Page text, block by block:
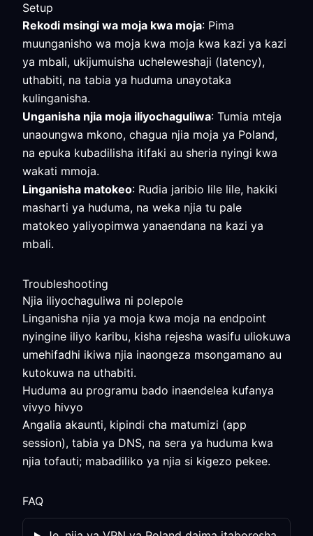
Setup
Rekodi msingi wa moja kwa moja: Pima
muunganisho wa moja kwa moja kwa kazi ya kazi
ya mbali, ukijumuisha ucheleweshaji (latency),
uthabiti, na tabia ya huduma unayotaka
kulinganisha.
Unganisha njia moja iliyochaguliwa: Tumia mteja
unaoungwa mkono, chagua njia moja ya Poland,
na epuka kubadilisha itifaki au sheria nyingi kwa
wakati mmoja.
Linganisha matokeo: Rudia jaribio lile lile, hakiki
masharti ya huduma, na weka njia tu pale
matokeo yaliyopimwa yanaendana na kazi ya
mbali.
Troubleshooting
Njia iliyochaguliwa ni polepole
Linganisha njia ya moja kwa moja na endpoint
nyingine iliyo karibu, kisha rejesha wasifu uliokuwa
umehifadhi ikiwa njia inaongeza msongamano au
kutokuwa na uthabiti.
Huduma au programu bado inaendelea kufanya
vivyo hivyo
Angalia akaunti, kipindi cha matumizi (app
session), tabia ya DNS, na sera ya huduma kwa
njia tofauti; mabadiliko ya njia si kigezo pekee.
FAQ